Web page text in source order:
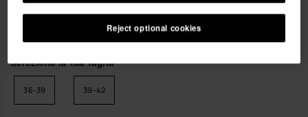
Seleziona la tua taglia
36-39 39-42
Reject optional cookies